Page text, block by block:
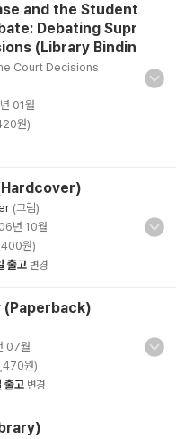
and the Student
Debating Supr
(Library Bindin
Court Decisions
01월
원)
(그림)
년 10월
원)
출고 변경
(Paperback)
07월
원)
출고 변경